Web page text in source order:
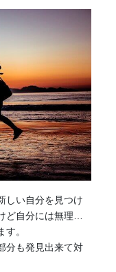
しい自分を見つけ
ど自分には無理…
。
分も発見出来て対